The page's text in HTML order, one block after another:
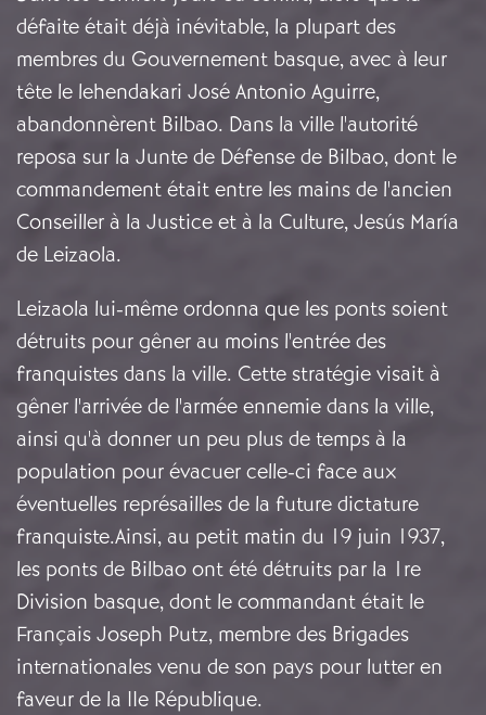
défaite était déjà inévitable, la plupart des
membres du Gouvernement basque, avec à leur
tête le lehendakari José Antonio Aguirre,
abandonnèrent Bilbao. Dans la ville l'autorité
reposa sur la Junte de Défense de Bilbao, dont le
commandement était entre les mains de l'ancien
Conseiller à la Justice et à la Culture, Jesús María
de Leizaola.
Leizaola lui-même ordonna que les ponts soient
détruits pour gêner au moins l'entrée des
franquistes dans la ville. Cette stratégie visait à
gêner l'arrivée de l'armée ennemie dans la ville,
ainsi qu'à donner un peu plus de temps à la
population pour évacuer celle-ci face aux
éventuelles représailles de la future dictature
franquiste.Ainsi, au petit matin du 19 juin 1937,
les ponts de Bilbao ont été détruits par la 1re
Division basque, dont le commandant était le
Français Joseph Putz, membre des Brigades
internationales venu de son pays pour lutter en
faveur de la IIe République.